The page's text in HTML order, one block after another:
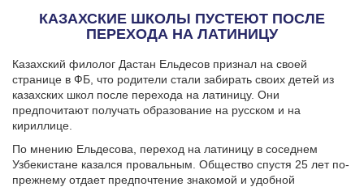
КАЗАХСКИЕ ШКОЛЫ ПУСТЕЮТ ПОСЛЕ
ПЕРЕХОДА НА ЛАТИНИЦУ
Казахский филолог Дастан Ельдесов признал на своей
странице в ФБ, что родители стали забирать своих детей из
казахских школ после перехода на латиницу. Они
предпочитают получать образование на русском и на
кириллице.
По мнению Ельдесова, переход на латиницу в соседнем
Узбекистане казался провальным. Общество спустя 25 лет по-
прежнему отдает предпочтение знакомой и удобной